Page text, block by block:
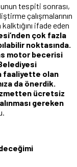
tespiti sonrası,
çalışmalarının
ifade eden
çok fazla
noktasında.
motor becerisi
faaliyette olan
da önerdik.
ücretsiz
gereken